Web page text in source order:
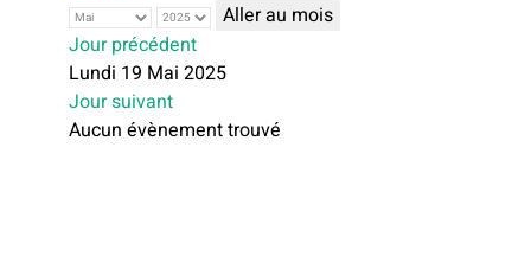
Aller au mois
Jour précédent
Lundi 19 Mai 2025
Jour suivant
Aucun évènement trouvé